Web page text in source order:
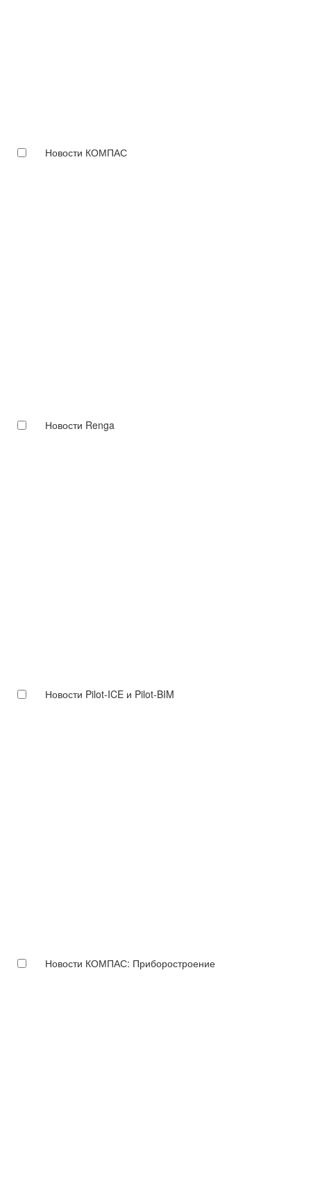
Новости КОМПАС
Новости Renga
Новости Pilot-ICE и Pilot-BIM
Новости КОМПАС: Приборостроение